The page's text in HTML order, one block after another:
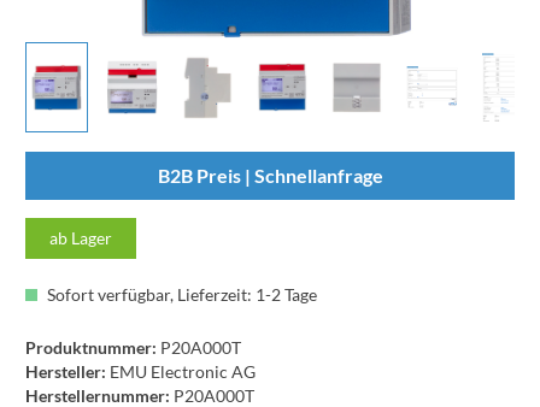
B2B Preis | Schnellanfrage
ab Lager
Sofort verfügbar, Lieferzeit: 1-2 Tage
Produktnummer: P20A000T
Hersteller: EMU Electronic AG
Herstellernummer: P20A000T